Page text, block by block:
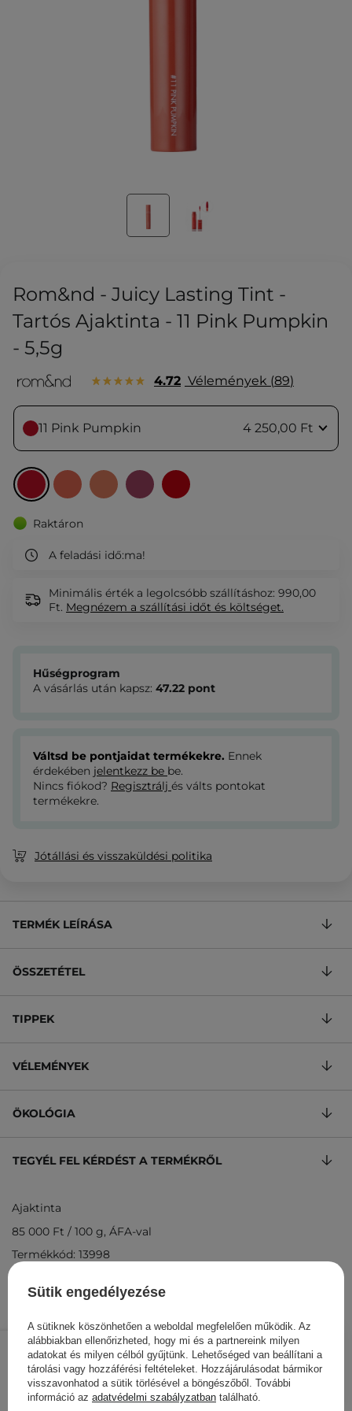
Rom&nd - Juicy Lasting Tint -
Tartós Ajaktinta - 11 Pink Pumpkin
- 5,5g
4.72 Vélemények 89
11 Pink Pumpkin 4 250,00 Ft
Raktáron
A feladási idő:ma!
Minimális érték a legolcsóbb szállításhoz: 990,00
Ft. Megnézem a szállítási időt és költséget.
4 250 Ft /db.
KOSÁRBA
Hűségprogram
A vásárlás után kapsz: 47.22 pont
Váltsd be pontjaidat termékekre. Ennek
érdekében jelentkezz be be.
Nincs fiókod? Regisztrálj és válts pontokat
termékekre.
Jótállási és visszaküldési politika
TERMÉK LEÍRÁSA
ÖSSZETÉTEL
TIPPEK
VÉLEMÉNYEK
ÖKOLÓGIA
TEGYÉL FEL KÉRDÉST A TERMÉKRŐL
Ajaktinta
85 000 Ft / 100 g, ÁFA-val
Termékkód: 13998
Sütik engedélyezése
A sütiknek köszönhetően a weboldal megfelelően működik. Az
alábbiakban ellenőrizheted, hogy mi és a partnereink milyen
adatokat és milyen célból gyűjtünk. Lehetőséged van beállítani a
tárolási vagy hozzáférési feltételeket. Hozzájárulásodat bármikor
visszavonhatod a sütik törlésével a böngészőből. További
információ az adatvédelmi szabályzatban található.